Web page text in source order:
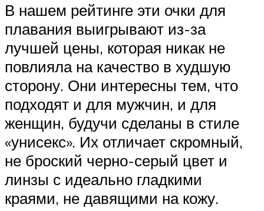
В нашем рейтинге эти очки для
плавания выигрывают из-за
лучшей цены, которая никак не
повлияла на качество в худшую
сторону. Они интересны тем, что
подходят и для мужчин, и для
женщин, будучи сделаны в стиле
«унисекс». Их отличает скромный,
не броский черно-серый цвет и
линзы с идеально гладкими
краями, не давящими на кожу.